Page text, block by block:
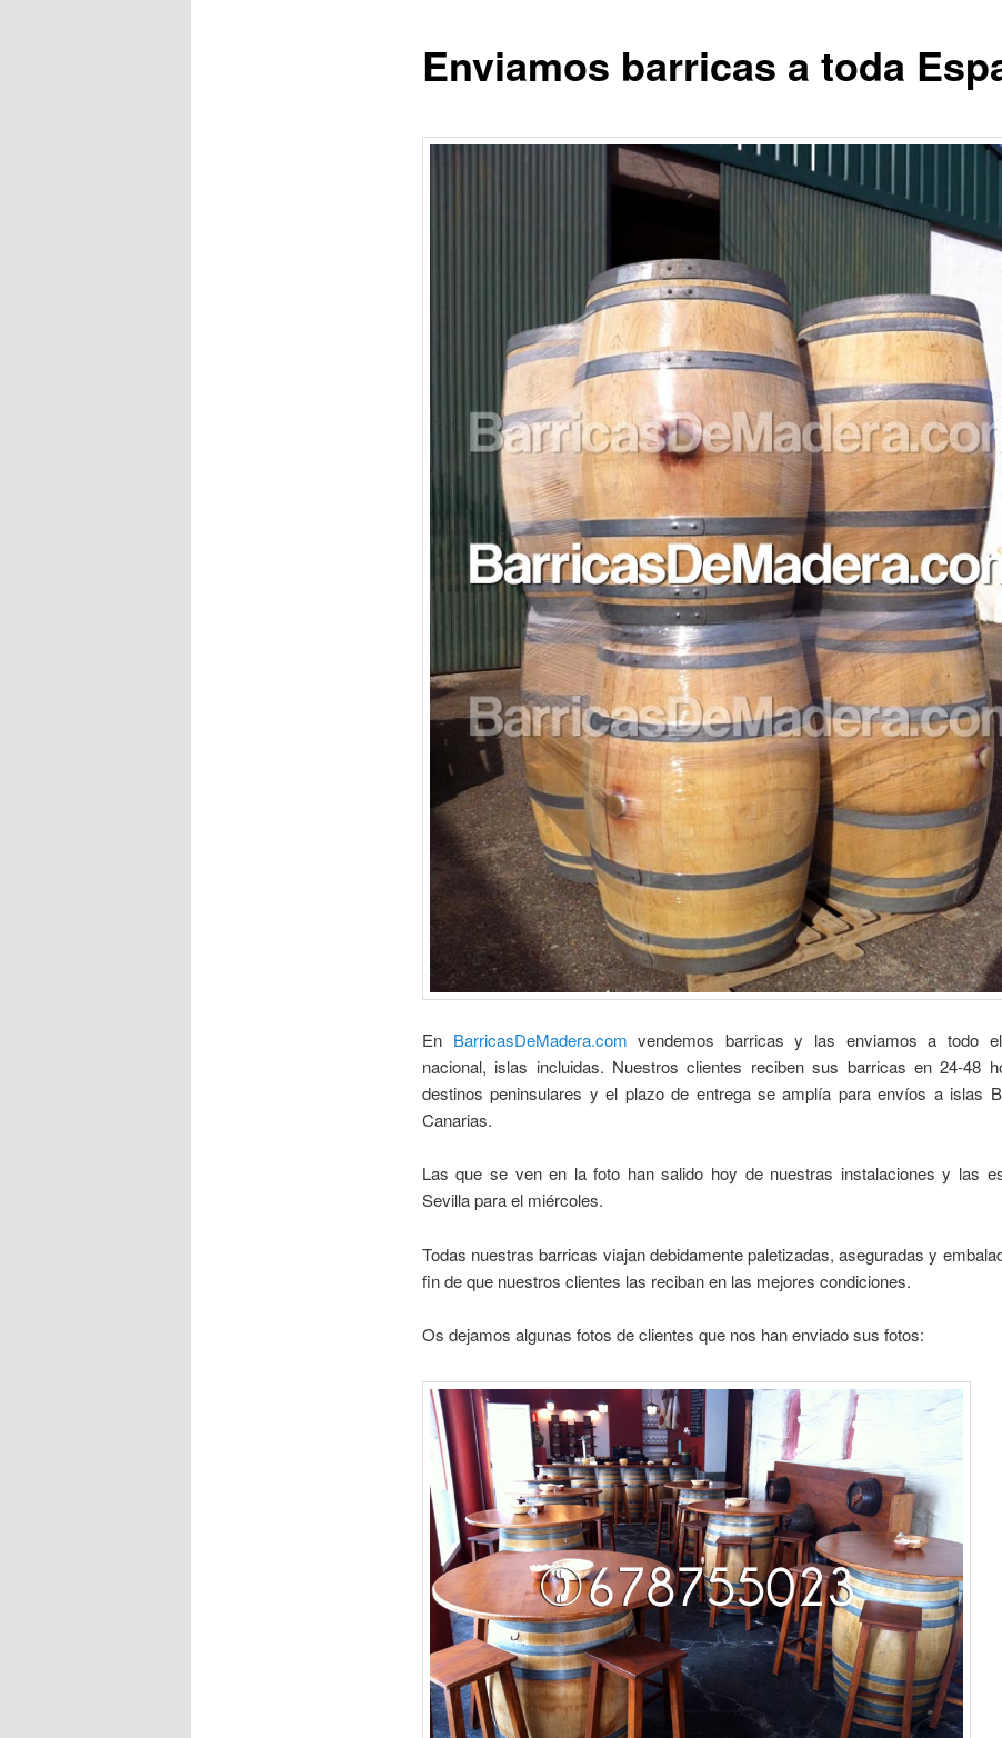
Enviamos barricas a toda
En BarricasDeMadera.com vendemos barricas y las enviamos a todo
nacional, islas incluidas. Nuestros clientes reciben sus barricas en 24-48
destinos peninsulares y el plazo de entrega se amplía para envíos a islas
Canarias.
Las que se ven en la foto han salido hoy de nuestras instalaciones y las
Sevilla para el miércoles.
Todas nuestras barricas viajan debidamente paletizadas, aseguradas y
fin de que nuestros clientes las reciban en las mejores condiciones.
Os dejamos algunas fotos de clientes que nos han enviado sus fotos: